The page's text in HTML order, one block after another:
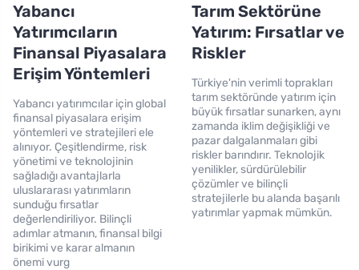
Yabancı
Yatırımcıların
Finansal Piyasalara
Erişim Yöntemleri
Yabancı yatırımcılar için global
finansal piyasalara erişim
yöntemleri ve stratejileri ele
alınıyor. Çeşitlendirme, risk
yönetimi ve teknolojinin
sağladığı avantajlarla
uluslararası yatırımların
sunduğu fırsatlar
değerlendiriliyor. Bilinçli
adımlar atmanın, finansal bilgi
birikimi ve karar almanın
önemi vurg
Tarım Sektörüne
Yatırım: Fırsatlar ve
Riskler
Türkiye'nin verimli toprakları
tarım sektöründe yatırım için
büyük fırsatlar sunarken, aynı
zamanda iklim değişikliği ve
pazar dalgalanmaları gibi
riskler barındırır. Teknolojik
yenilikler, sürdürülebilir
çözümler ve bilinçli
stratejilerle bu alanda başarılı
yatırımlar yapmak mümkün.